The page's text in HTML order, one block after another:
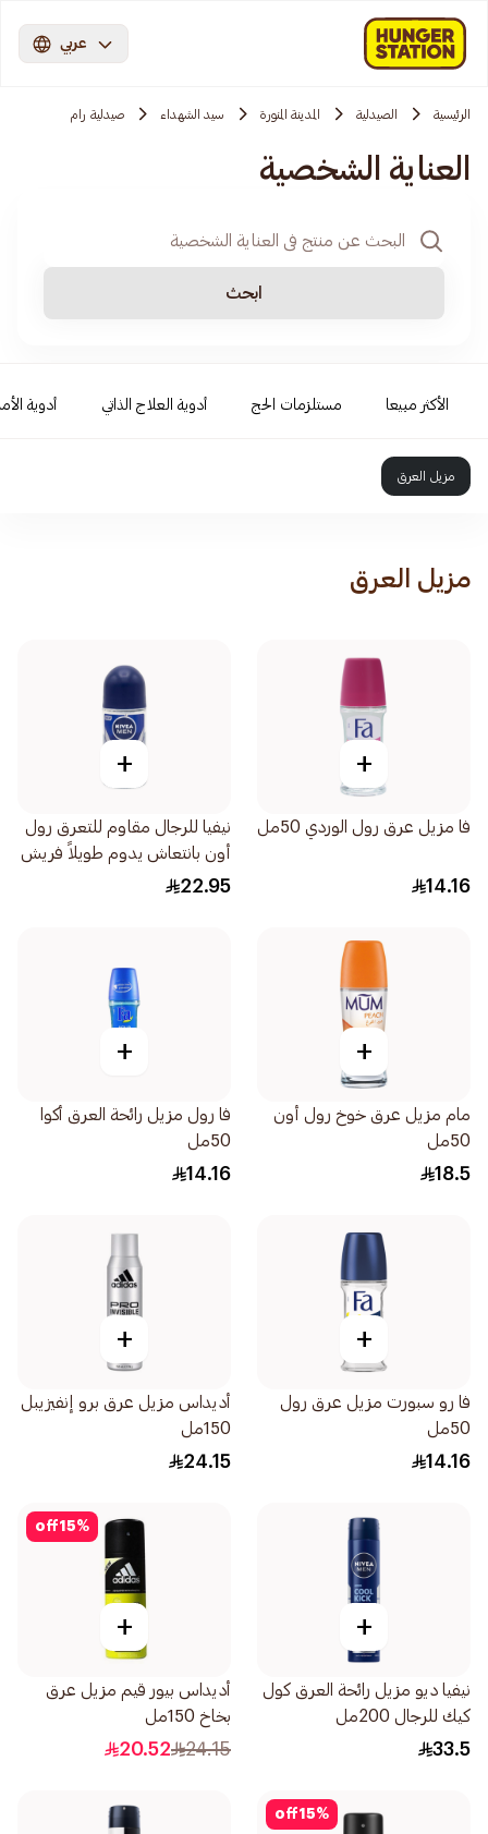
عربي
الرئيسية الصيدلية المدينة المنورة سيد الشهداء صيدلية رام
العناية الشخصية
ابحث
الأكثر مبيعا مستلزمات الحج أدوية العلاج الذاتي أدوية
مزيل العرق
مزيل العرق
+
فا مزيل عرق رول الوردي 50مل
14.16
+
نيفيا للرجال مقاوم للتعرق رول
أون بانتعاش يدوم طويلاً فريش
أكتيف 50مل
22.95
+
مام مزيل عرق خوخ رول أون
50مل
18.5
+
فا رول مزيل رائحة العرق أكوا
50مل
14.16
+
فا رو سبورت مزيل عرق رول
50مل
14.16
+
أديداس مزيل عرق برو إنفيزيبل
150مل
24.15
+
نيفيا ديو مزيل رائحة العرق كول
كيك للرجال 200مل
33.5
15%
off
+
أديداس بيور قيم مزيل عرق
بخاخ 150مل
24.15
20.52
15%
off